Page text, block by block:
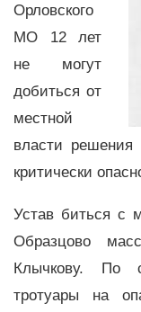
Орловского
МО 12 лет
не могут
добиться от
местной
власти решения
критически
Устав биться с
Образцово
Клычкову. По
тротуары на